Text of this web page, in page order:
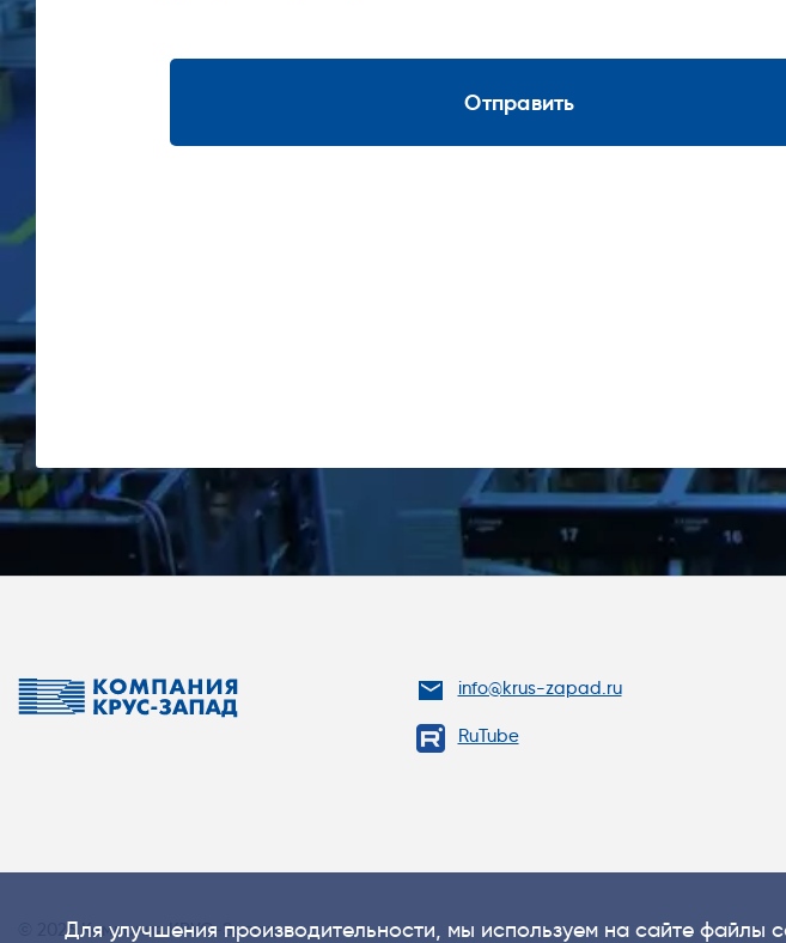
Отправить
info@krus-zapad.ru
RuTube
© 2026 Компания КРУС-Запад
Для улучшения производительности, мы используем на сайте файлы